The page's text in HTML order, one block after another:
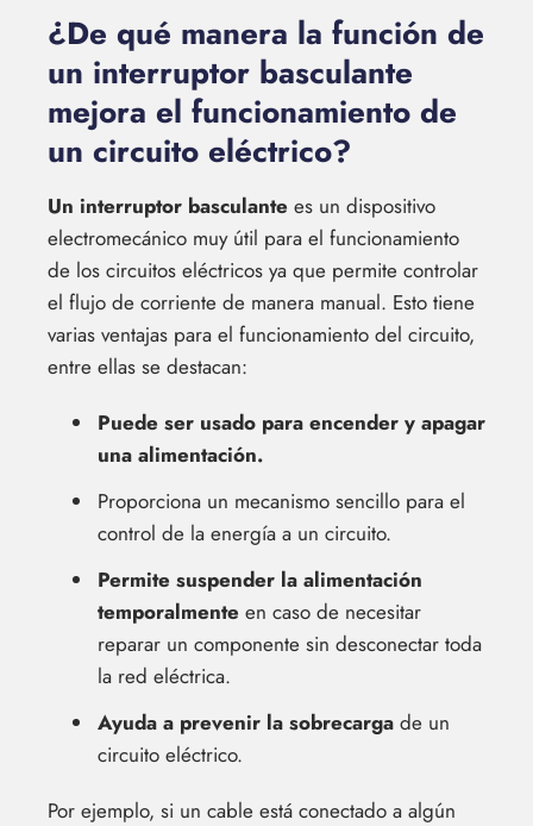
¿De qué manera la función de
un interruptor basculante
mejora el funcionamiento de
un circuito eléctrico?
Un interruptor basculante es un dispositivo
electromecánico muy útil para el funcionamiento
de los circuitos eléctricos ya que permite controlar
el flujo de corriente de manera manual. Esto tiene
varias ventajas para el funcionamiento del circuito,
entre ellas se destacan:
Puede ser usado para encender y apagar
una alimentación.
Proporciona un mecanismo sencillo para el
control de la energía a un circuito.
Permite suspender la alimentación
temporalmente en caso de necesitar
reparar un componente sin desconectar toda
la red eléctrica.
Ayuda a prevenir la sobrecarga de un
circuito eléctrico.
Por ejemplo, si un cable está conectado a algún